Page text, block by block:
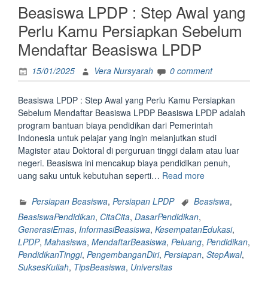
Pertanyaan
Form
Penilaian
Beasiswa LPDP : Step Awal yang
Perlu Kamu Persiapkan Sebelum
Mendaftar Beasiswa LPDP
15/01/2025 Vera Nursyarah 0 comment
Beasiswa LPDP : Step Awal yang Perlu Kamu Persiapkan
Sebelum Mendaftar Beasiswa LPDP Beasiswa LPDP adalah
program bantuan biaya pendidikan dari Pemerintah
Indonesia untuk pelajar yang ingin melanjutkan studi
Magister atau Doktoral di perguruan tinggi dalam atau luar
negeri. Beasiswa ini mencakup biaya pendidikan penuh,
uang saku untuk kebutuhan seperti… Read more“Beasiswa
:
Awal
yang
Perlu
Kamu
Persiapan Beasiswa, Persiapan LPDP Beasiswa,
BeasiswaPendidikan, CitaCita, DasarPendidikan,
GenerasiEmas, InformasiBeasiswa, KesempatanEdukasi,
LPDP, Mahasiswa, MendaftarBeasiswa, Peluang, Pendidikan,
PendidikanTinggi, PengembanganDiri, Persiapan, StepAwal,
SuksesKuliah, TipsBeasiswa, Universitas